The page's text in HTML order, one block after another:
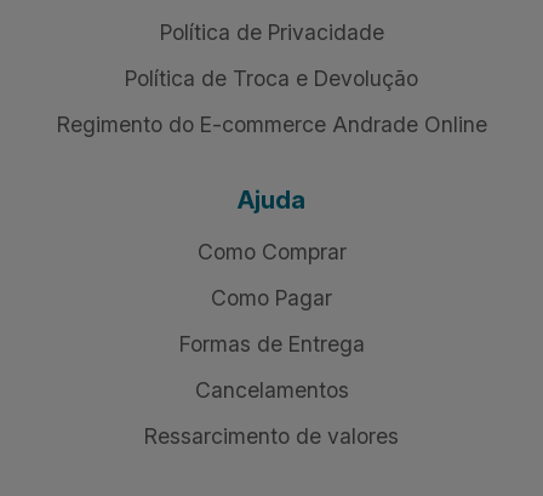
Política de Privacidade
Política de Troca e Devolução
Regimento do E-commerce Andrade Online
Ajuda
Como Comprar
Como Pagar
Formas de Entrega
Cancelamentos
Ressarcimento de valores